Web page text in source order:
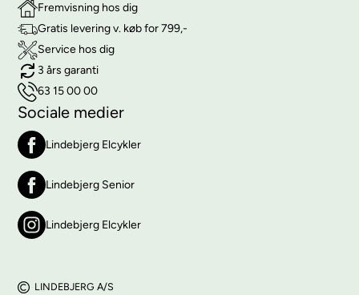
Fremvisning hos dig
Gratis levering v. køb for 799,-
Service hos dig
3 års garanti
63 15 00 00
Sociale medier
Lindebjerg Elcykler
Lindebjerg Senior
Lindebjerg Elcykler
LINDEBJERG A/S